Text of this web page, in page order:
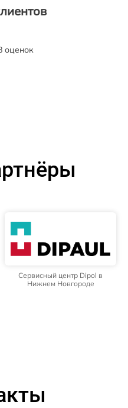
оценок
Сервисный центр Dipol в
Нижнем Новгороде